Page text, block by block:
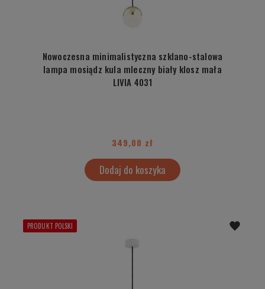
Nowoczesna minimalistyczna szklano-stalowa
lampa mosiądz kula mleczny biały klosz mała
LIVIA 4031
349,00 zł
Dodaj do koszyka
PRODUKT POLSKI